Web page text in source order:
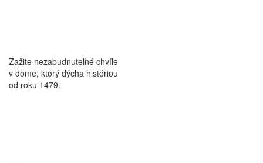
Zažite nezabudnuteľné chvíle
v dome, ktorý dýcha históriou
od roku 1479.